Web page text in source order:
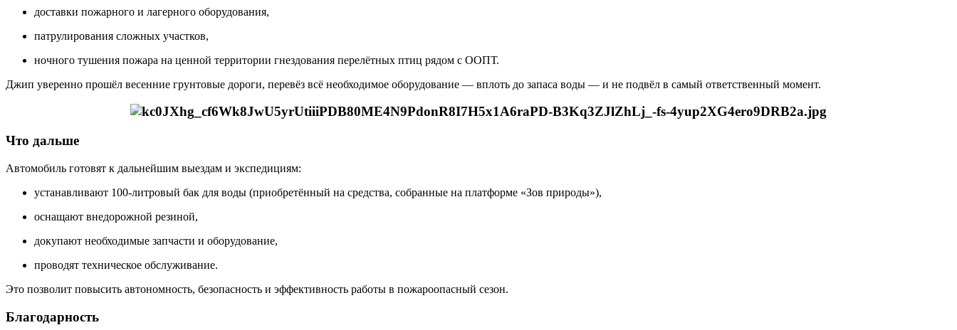
доставки пожарного и лагерного оборудования,
патрулирования сложных участков,
ночного тушения пожара на ценной территории гнездования перелётных птиц рядом с ООПТ.
Джип уверенно прошёл весенние грунтовые дороги, перевёз всё необходимое оборудование — вплоть до запаса воды — и не подвёл в самый ответственный момент.
Что дальше
Автомобиль готовят к дальнейшим выездам и экспедициям:
устанавливают 100-литровый бак для воды (приобретённый на средства, собранные на платформе «Зов природы»),
оснащают внедорожной резиной,
докупают необходимые запчасти и оборудование,
проводят техническое обслуживание.
Это позволит повысить автономность, безопасность и эффективность работы в пожароопасный сезон.
Благодарность